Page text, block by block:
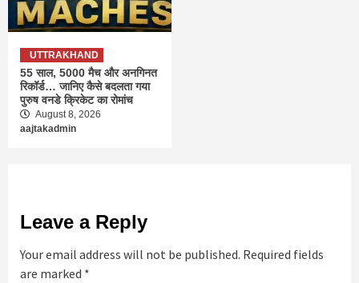
UTTRAKHAND
55 साल, 5000 मैच और अनगिनत
रिकॉर्ड… जानिए कैसे बदलता गया
पुरुष वनडे क्रिकेट का रोमांच
August 8, 2026
aajtakadmin
Leave a Reply
Your email address will not be published. Required fields
are marked *